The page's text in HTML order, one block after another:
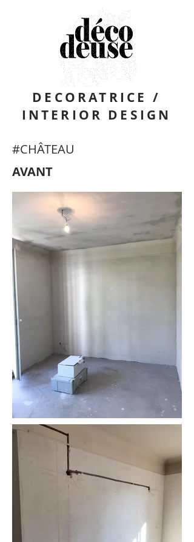
DECORATRICE /
INTERIOR DESIGN
#CHÂTEAU
AVANT